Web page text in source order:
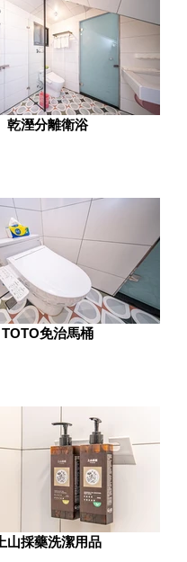
乾溼分離衛浴
TOTO免治馬桶
上山採藥洗潔用品